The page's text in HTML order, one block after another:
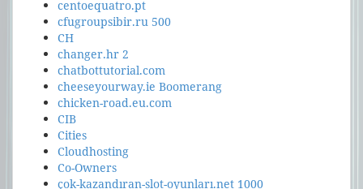
centoequatro.pt
cfugroupsibir.ru 500
CH
changer.hr 2
chatbottutorial.com
cheeseyourway.ie Boomerang
chicken-road.eu.com
CIB
Cities
Cloudhosting
Co-Owners
çok-kazandıran-slot-oyunları.net 1000